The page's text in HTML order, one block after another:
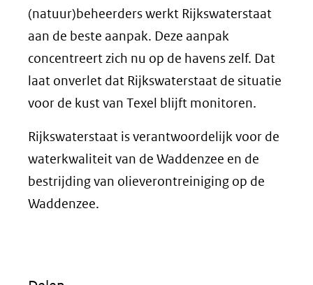
(natuur)beheerders werkt Rijkswaterstaat
aan de beste aanpak. Deze aanpak
concentreert zich nu op de havens zelf. Dat
laat onverlet dat Rijkswaterstaat de situatie
voor de kust van Texel blijft monitoren.
Rijkswaterstaat is verantwoordelijk voor de
waterkwaliteit van de Waddenzee en de
bestrijding van olieverontreiniging op de
Waddenzee.